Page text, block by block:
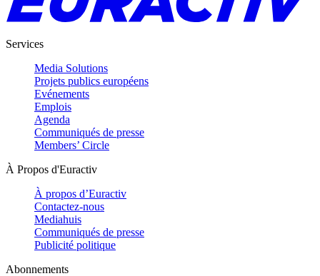
Services
Media Solutions
Projets publics européens
Evénements
Emplois
Agenda
Communiqués de presse
Members’ Circle
À Propos d'Euractiv
À propos d’Euractiv
Contactez-nous
Mediahuis
Communiqués de presse
Publicité politique
Abonnements